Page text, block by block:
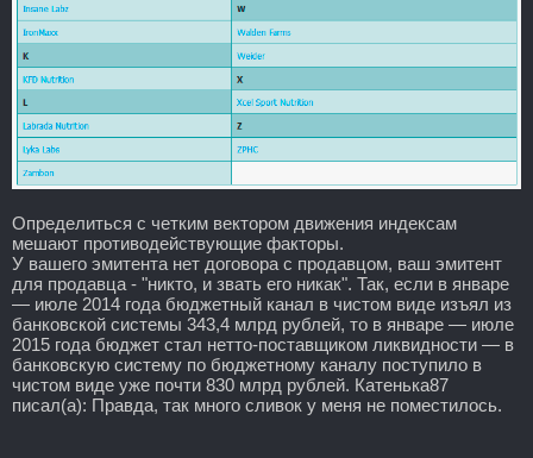
Определиться с четким вектором движения индексам
мешают противодействующие факторы.
У вашего эмитента нет договора с продавцом, ваш эмитент
для продавца - "никто, и звать его никак". Так, если в январе
— июле 2014 года бюджетный канал в чистом виде изъял из
банковской системы 343,4 млрд рублей, то в январе — июле
2015 года бюджет стал нетто-поставщиком ликвидности — в
банковскую систему по бюджетному каналу поступило в
чистом виде уже почти 830 млрд рублей. Катенька87
писал(а): Правда, так много сливок у меня не поместилось.